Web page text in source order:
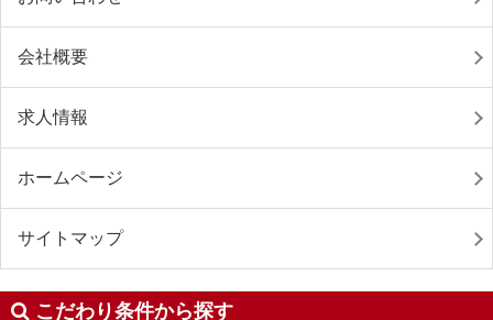
会社概要
求人情報
ホームページ
サイトマップ
こだわり条件から探す